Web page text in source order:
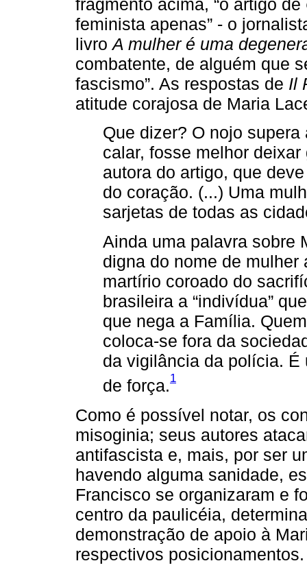
fragmento acima, “o artigo de
feminista apenas” - o
livroA mulher é uma
combatente, de alguém que
fascismo”. As respostas de Il
atitude corajosa de Maria
Que dizer? O nojo
calar, fosse melhor
autora do artigo, que
do coração. (...) Uma
sarjetas de todas as
Ainda uma palavra sobre
digna do nome de mulher
martírio coroado do
brasileira a “indivídua”
que nega a Família.
coloca-se fora da
da vigilância da polícia. É
de força.1
Como é possível notar, os
misoginia; seus autores
antifascista e, mais, por ser
havendo alguma sanidade,
Francisco se organizaram e
centro da paulicéia,
demonstração de apoio à
respectivos posicionamentos.